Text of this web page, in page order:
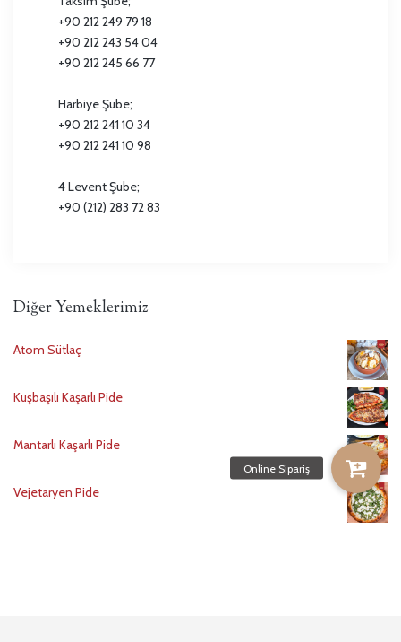
+90 212 249 79 18
+90 212 243 54 04
+90 212 245 66 77
Harbiye Şube;
+90 212 241 10 34
+90 212 241 10 98
4 Levent Şube;
+90 (212) 283 72 83
Diğer Yemeklerimiz
Atom Sütlaç
Kuşbaşılı Kaşarlı Pide
Mantarlı Kaşarlı Pide
Vejetaryen Pide